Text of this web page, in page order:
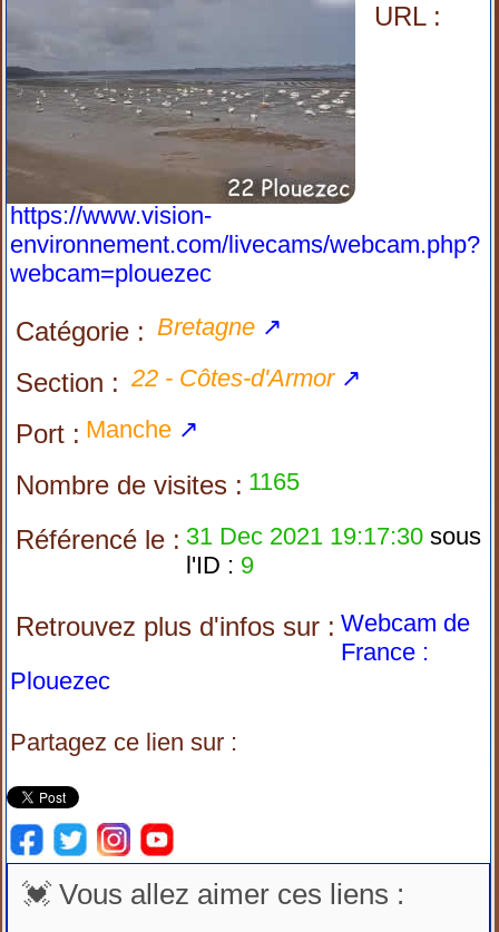
URL :
https://www.vision-
environnement.com/livecams/webcam.php?
webcam=plouezec
Catégorie : Bretagne ↗
Section : 22 - Côtes-d'Armor↗
Port : Manche ↗
Nombre de visites : 1165
Référencé le : 31 Dec 2021 19:17:30 sous
l'ID : 9
Retrouvez plus d'infos sur : Webcam de
France :
Plouezec
Partagez ce lien sur :
💓 Vous allez aimer ces liens :